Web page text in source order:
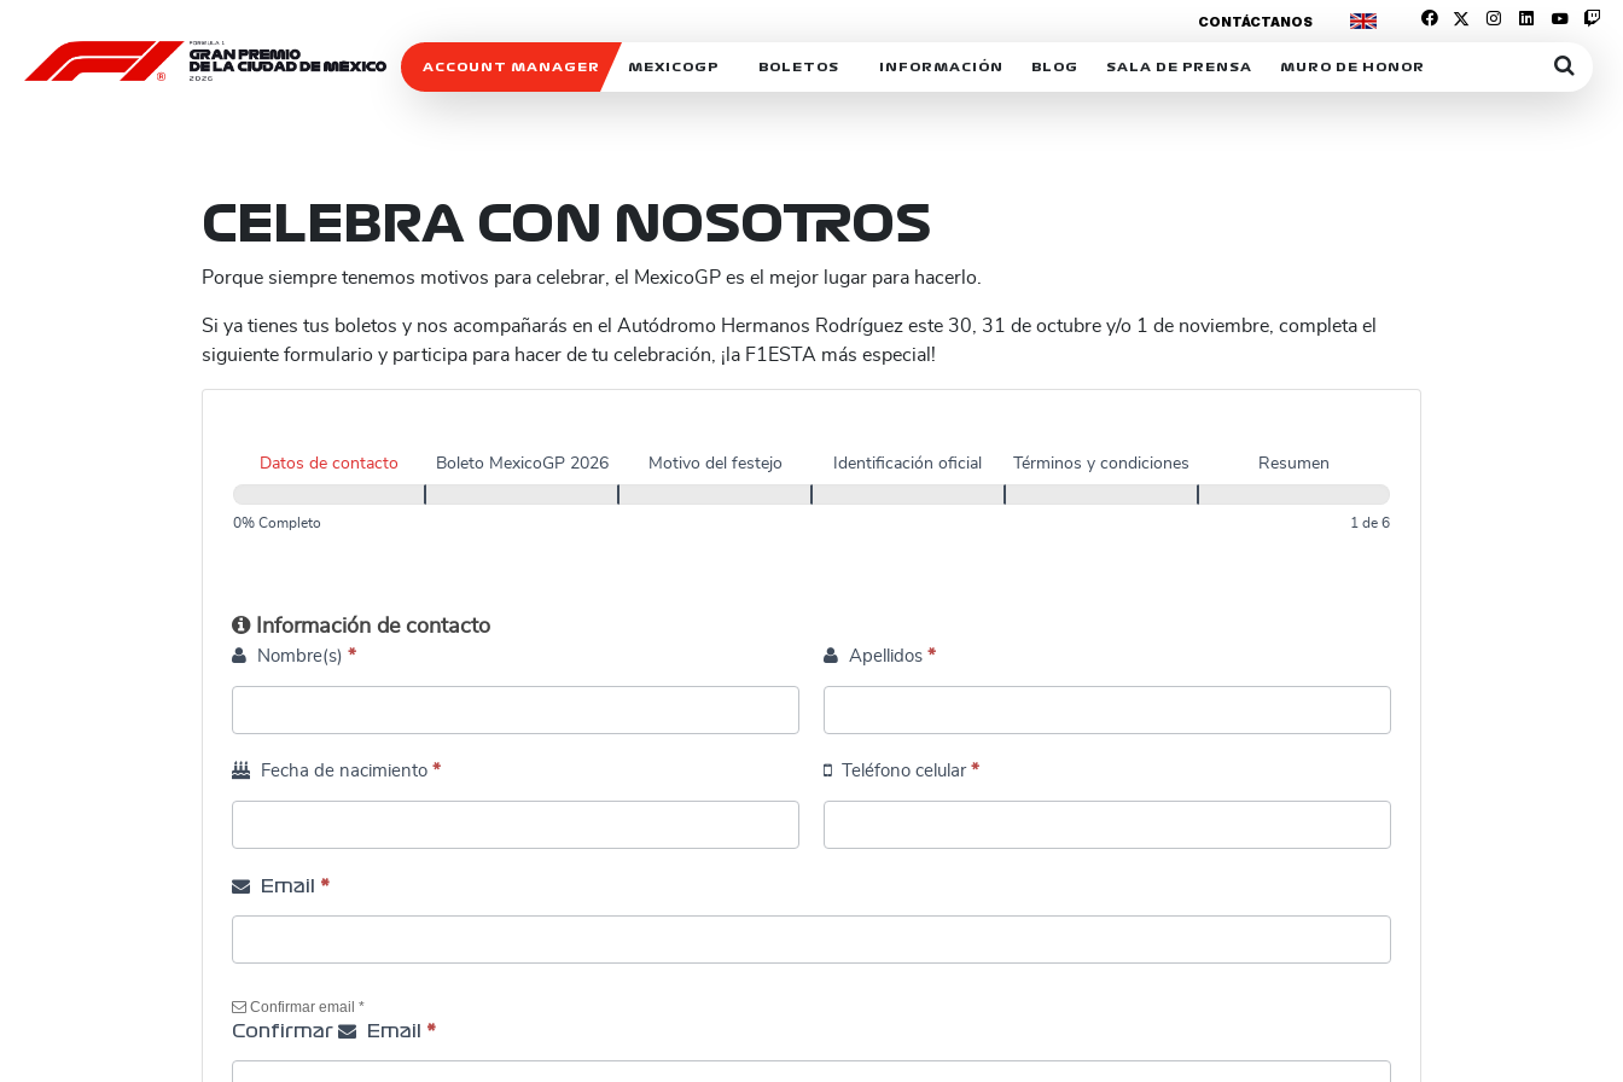
ACCOUNT MANAGER MEXICOGP
SOSTENIBILIDAD
CELEBRA CON NOSOTROS
BOLETOS INFORMACIÓN
DERECHO DE PRIMERA OPCIÓN
REFORESTEMOS JUNTOS
MOTORSPORT ACADEMY
VOLUNTARIOS
EXPOSICIÓN FOTOGRÁFICA
BLOG SALA DE PRENSA MURO DE HONOR
CONTÁCTANOS
CELEBRA CON NOSOTROS
Porque siempre tenemos motivos para celebrar, el MexicoGP es el mejor lugar para hacerlo.
Si ya tienes tus boletos y nos acompañarás en el Autódromo Hermanos Rodríguez este 30, 31 de octubre y/o 1 de noviembre, completa el
siguiente formulario y participa para hacer de tu celebración, ¡la F1ESTA más especial!
Celebra
en
MexicoGP
Datos de contacto Boleto MexicoGP 2026 Motivo del festejo Identificación oficial Términos y condiciones Resumen
0% Completo 1 de 6
Información de contacto
Nombre(s) * Apellidos *
Fecha de nacimiento * Teléfono celular *
Email *
Confirmar email *
Confirmar Email *